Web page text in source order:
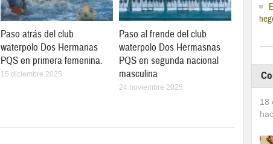
Paso atrás del club
waterpolo Dos Hermanas
PQS en primera femenina.
15 diciembre 2025
Paso al frende del club
waterpolo Dos Hermasnas
PQS en segunda nacional
masculina
24 noviembre 2025
18